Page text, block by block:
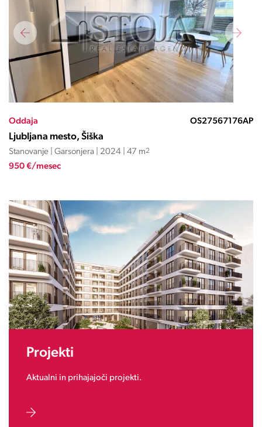
Oddaja OS27567176AP
Ljubljana mesto, Šiška
Stanovanje | Garsonjera | 2024 | 47 m2
950 €/mesec
Projekti
Aktualni in prihajajoči projekti.